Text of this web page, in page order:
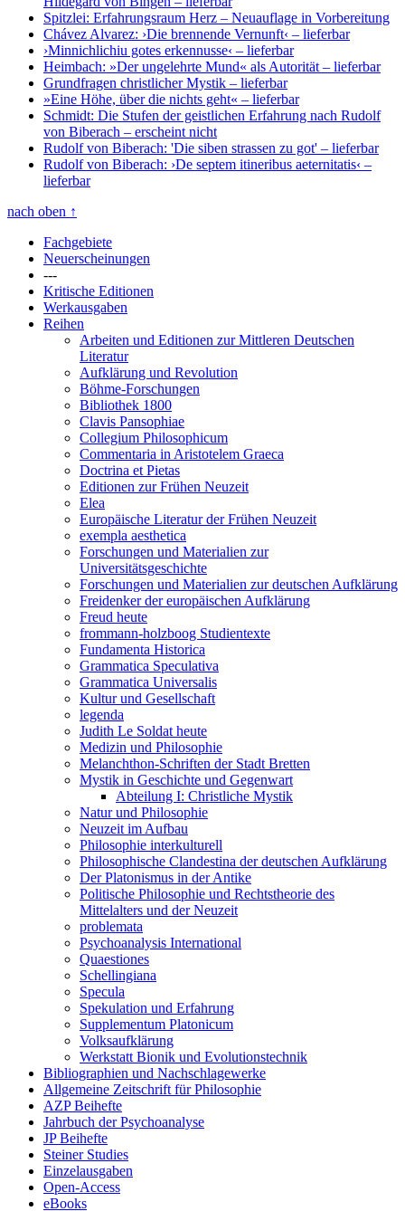
Spitzlei: Erfahrungsraum Herz – Neuauflage in Vorbereitung
Chávez Alvarez: ›Die brennende Vernunft‹ – lieferbar
›Minnichlichiu gotes erkennusse‹ – lieferbar
Heimbach: »Der ungelehrte Mund« als Autorität – lieferbar
Grundfragen christlicher Mystik – lieferbar
»Eine Höhe, über die nichts geht« – lieferbar
Schmidt: Die Stufen der geistlichen Erfahrung nach Rudolf
von Biberach – erscheint nicht
Rudolf von Biberach: 'Die siben strassen zu got' – lieferbar
Rudolf von Biberach: ›De septem itineribus aeternitatis‹ –
lieferbar
nach oben ↑
Fachgebiete
Neuerscheinungen
---
Kritische Editionen
Werkausgaben
Reihen
Arbeiten und Editionen zur Mittleren Deutschen
Literatur
Aufklärung und Revolution
Böhme-Forschungen
Bibliothek 1800
Clavis Pansophiae
Collegium Philosophicum
Commentaria in Aristotelem Graeca
Doctrina et Pietas
Editionen zur Frühen Neuzeit
Elea
Europäische Literatur der Frühen Neuzeit
exempla aesthetica
Forschungen und Materialien zur
Universitätsgeschichte
Forschungen und Materialien zur deutschen Aufklärung
Freidenker der europäischen Aufklärung
Freud heute
frommann-holzboog Studientexte
Fundamenta Historica
Grammatica Speculativa
Grammatica Universalis
Kultur und Gesellschaft
legenda
Judith Le Soldat heute
Medizin und Philosophie
Melanchthon-Schriften der Stadt Bretten
Mystik in Geschichte und Gegenwart
Abteilung I: Christliche Mystik
Natur und Philosophie
Neuzeit im Aufbau
Philosophie interkulturell
Philosophische Clandestina der deutschen Aufklärung
Der Platonismus in der Antike
Politische Philosophie und Rechtstheorie des
Mittelalters und der Neuzeit
problemata
Psychoanalysis International
Quaestiones
Schellingiana
Specula
Spekulation und Erfahrung
Supplementum Platonicum
Volksaufklärung
Werkstatt Bionik und Evolutionstechnik
Bibliographien und Nachschlagewerke
Allgemeine Zeitschrift für Philosophie
AZP Beihefte
Jahrbuch der Psychoanalyse
JP Beihefte
Steiner Studies
Einzelausgaben
Open-Access
eBooks